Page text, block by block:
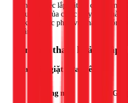
Đừng để việc lắp đặt sai cách làm
và tuổi thọ của chiếc máy giặt nhà
1Fix để được phục vụ nhanh chóng
Quận 10.
Bảng giá tham khảo (Cập
Sửa máy giặt cửa trên
Hạng mục Giá